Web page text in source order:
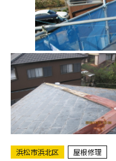
浜松市浜北区 屋根修理